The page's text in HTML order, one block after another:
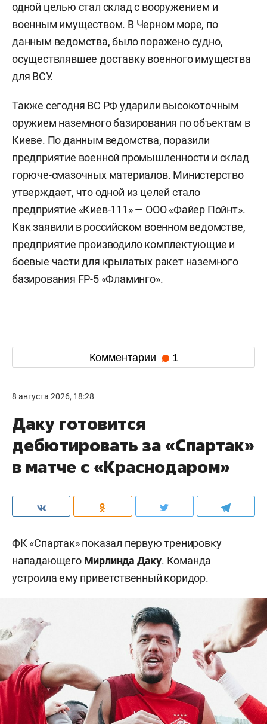
одной целью стал склад с вооружением и
военным имуществом. В Черном море, по
данным ведомства, было поражено судно,
осуществлявшее доставку военного имущества
для ВСУ.
Также сегодня ВС РФударили высокоточным
оружием наземного базирования по объектам в
Киеве. По данным ведомства, поразили
предприятие военной промышленности и склад
горюче-смазочных материалов. Министерство
утверждает, что одной из целей стало
предприятие «Киев-111» — ООО «Файер Пойнт».
Как заявили в российском военном ведомстве,
предприятие производило комплектующие и
боевые части для крылатых ракет наземного
базирования FP-5 «Фламинго».
Комментарии 1
8 августа 2026, 18:28
Даку готовится
дебютировать за «Спартак»
в матче с «Краснодаром»
ФК «Спартак» показал первую тренировку
нападающего Мирлинда Даку. Команда
устроила ему приветственный коридор.